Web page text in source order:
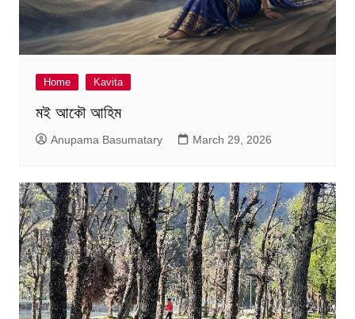
Home Kavita
মই আকৌ আহিম
Anupama Basumatary March 29, 2026